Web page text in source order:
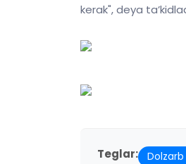
kerak", deya
Teglar: